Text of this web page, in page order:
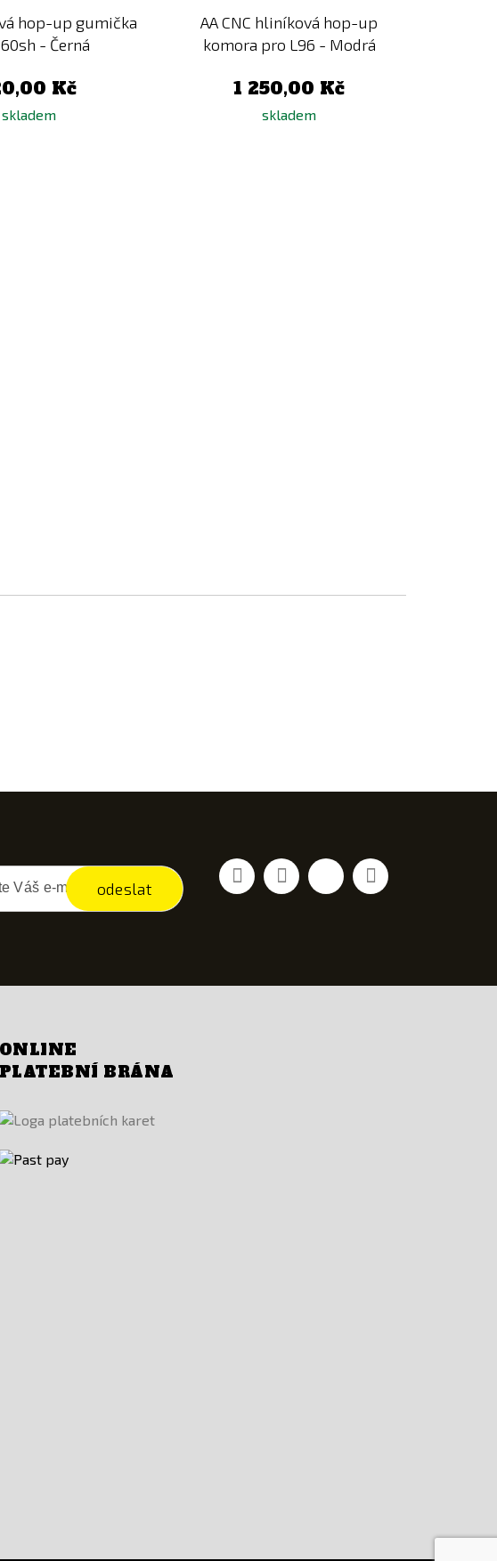
hop-up gumička
- Černá
Kč
skladem
AA CNC hliníková hop-up
komora pro L96 - Modrá
1 250,00 Kč
skladem
odeslat
FacebookYouTubeVimeo Instagram
ONLINE
PLATEBNÍ BRÁNA